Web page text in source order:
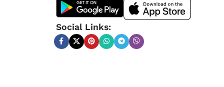
Генератор бензиновий EDON ED
PT-3300-PRO (мідь)
Social Links: